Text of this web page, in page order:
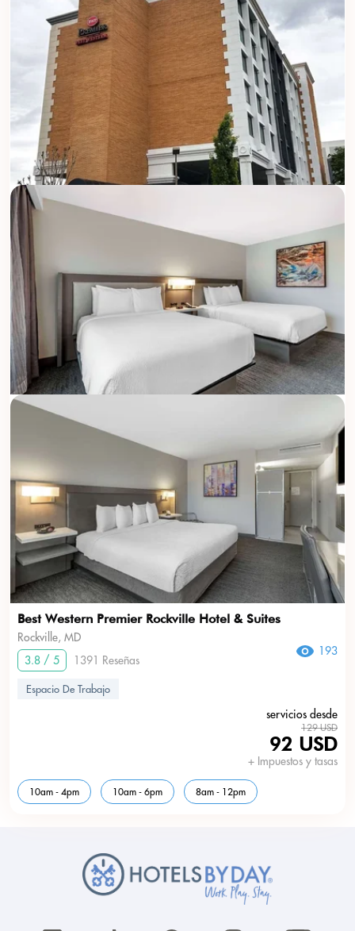
Best Western Premier Rockville Hotel & Suites
Rockville, MD
3.8 / 5
1391 Reseñas
193
Espacio De Trabajo
servicios desde
129 USD
92 USD
+ Impuestos y tasas
10am - 4pm 10am - 6pm 8am - 12pm